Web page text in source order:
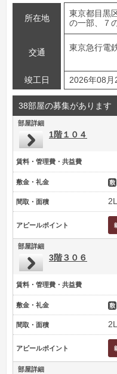
所在地
東京都目黒
の一部、７
交通
東京急行電
竣工日 2026年08月
38部屋の募集があります
部屋詳細
1階１０４
賃料・管理費・共益費
敷金・礼金
間取・面積
アピールポイント
部屋詳細
3階３０６
賃料・管理費・共益費
敷金・礼金
間取・面積
アピールポイント
部屋詳細